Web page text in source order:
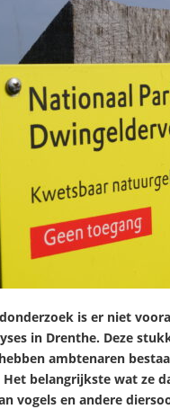
is er niet
in Drenthe. Deze
ambtenaren
belangrijkste wat ze
vogels en andere